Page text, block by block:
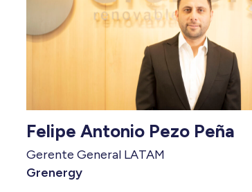
Felipe Antonio Pezo Peña
Gerente General LATAM
Grenergy